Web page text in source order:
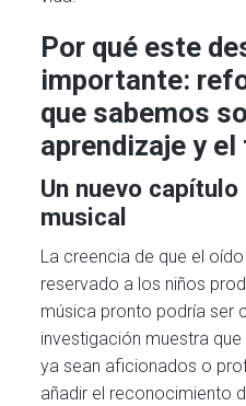
Por qué este
importante:
que sabemos
aprendizaje y
Un nuevo
musical
La creencia de que el
reservado a los niños
música pronto podría ser
investigación muestra
ya sean aficionados o
añadir el reconocimiento